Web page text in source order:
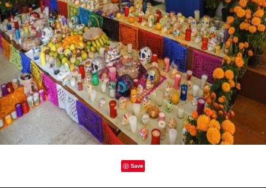
Save